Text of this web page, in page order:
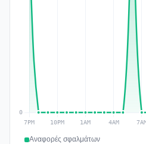
Αναφορές σφαλμάτων